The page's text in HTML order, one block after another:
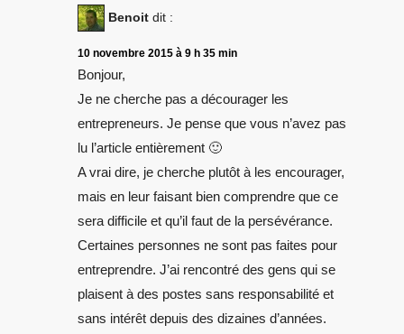
Benoit dit :
10 novembre 2015 à 9 h 35 min
Bonjour,
Je ne cherche pas a décourager les
entrepreneurs. Je pense que vous n’avez pas
lu l’article entièrement 🙂
A vrai dire, je cherche plutôt à les encourager,
mais en leur faisant bien comprendre que ce
sera difficile et qu’il faut de la persévérance.
Certaines personnes ne sont pas faites pour
entreprendre. J’ai rencontré des gens qui se
plaisent à des postes sans responsabilité et
sans intérêt depuis des dizaines d’années.